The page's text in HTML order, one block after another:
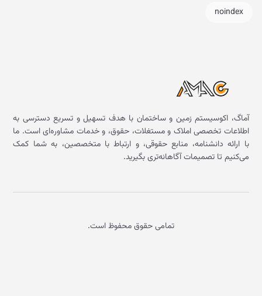
noindex
آماگ، اکوسیستم زمین و ساختمان با هدف تسهیل و تسریع دسترسی به
اطلاعات تخصصی املاک و مستغلات، حقوق، و خدمات مشاوره‌ای است. ما
با ارائه دانشنامه، منابع حقوقی، و ارتباط با متخصصین، به شما کمک
می‌کنیم تا تصمیمات آگاهانه‌تری بگیرید.
تمامی حقوق محفوظ است.